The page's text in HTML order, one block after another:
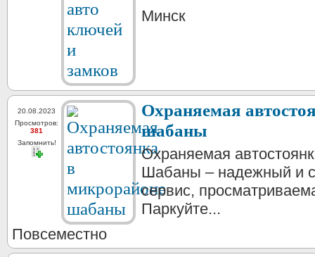
Минск
20.08.2023
Просмотров:
381
Запомнить!
Охраняемая
шабаны
Охраняемая
Шабаны – надежный и
сервис,
Паркуйте...
Повсеместно